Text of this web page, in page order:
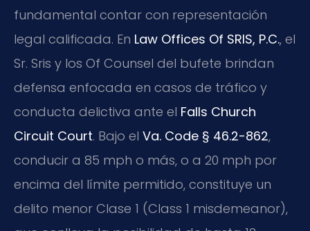
fundamental contar con representación
legal calificada. En Law Offices Of SRIS, P.C., el
Sr. Sris y los Of Counsel del bufete brindan
defensa enfocada en casos de tráfico y
conducta delictiva ante el Falls Church
Circuit Court. Bajo el Va. Code § 46.2-862,
conducir a 85 mph o más, o a 20 mph por
encima del límite permitido, constituye un
delito menor Clase 1 (Class 1 misdemeanor),